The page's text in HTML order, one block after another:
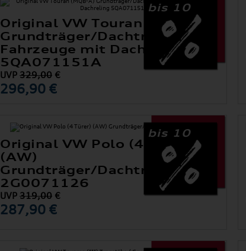
bis 10
Original VW Touran (MQB-A)
Grundträger/Dachträger für
Fahrzeuge mit Dachreling
5QA071151A
UVP329,00 €
296,90 €
bis 10
Original VW Polo (4 Türer)
(AW)
Grundträger/Dachträger
2G0071126
UVP319,00 €
287,90 €